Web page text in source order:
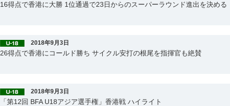
16得点で香港に大勝 1位通過で23日からのスーパーラウンド進出を決める
2018年9月3日
26得点で香港にコールド勝ち サイクル安打の根尾を指揮官も絶賛
2018年9月3日
「第12回 BFA U18アジア選手権」香港戦 ハイライト